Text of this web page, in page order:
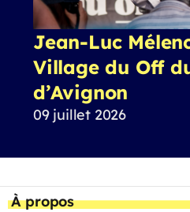
Jean-Luc
Village du Off
d’Avignon
09 juillet 2026
À propos